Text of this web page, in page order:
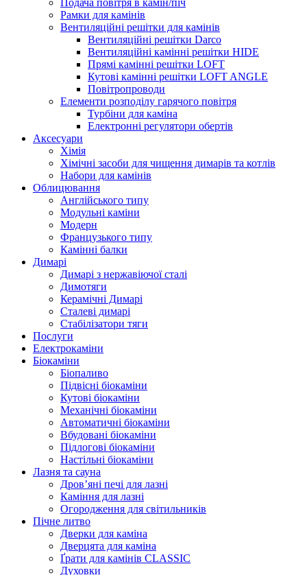
Подача повітря в камін/піч
Рамки для камінів
Вентиляційні решітки для камінів
Вентиляційні решітки Darco
Вентиляційні камінні решітки HIDE
Прямі камінні решітки LOFT
Кутові камінні решітки LOFT ANGLE
Повітропроводи
Елементи розподілу гарячого повітря
Турбіни для каміна
Електронні регулятори обертів
Аксесуари
Хімія
Хімічні засоби для чищення димарів та котлів
Набори для камінів
Облицювання
Англійського типу
Модульні каміни
Модерн
Французького типу
Камінні балки
Димарі
Димарі з нержавіючої сталі
Димотяги
Керамічні Димарі
Сталеві димарі
Стабілізатори тяги
Послуги
Електрокаміни
Біокаміни
Біопаливо
Підвісні біокаміни
Кутові біокаміни
Механічні біокаміни
Автоматичні біокаміни
Вбудовані біокаміни
Підлогові біокаміни
Настільні біокаміни
Лазня та сауна
Дров’яні печі для лазні
Каміння для лазні
Огородження для світильників
Пічне литво
Дверки для каміна
Дверцята для каміна
Ґрати для камінів CLASSIC
Духовки